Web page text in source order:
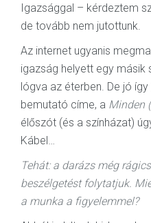
Igazsággal – kérdeztem
de tovább nem jutottunk.
Az internet ugyanis
igazság helyett egy másik
lógva az éterben. De jó
bemutató címe, a Minden
élőszót (és a színházat)
Kábel…
Tehát: a darázs még
beszélgetést folytatjuk.
a munka a figyelemmel?